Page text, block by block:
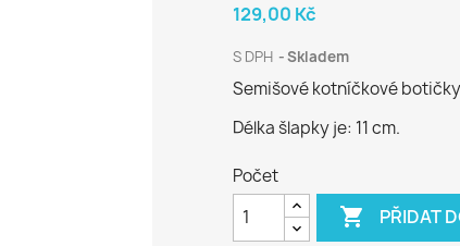
129,00 Kč
S DPH Skladem
Semišové kotníčkové
Délka šlapky je: 11 cm.
Počet
 PŘIDAT